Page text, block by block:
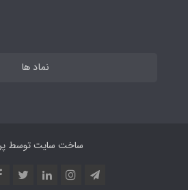
نماد ها
ساخت سایت توسط